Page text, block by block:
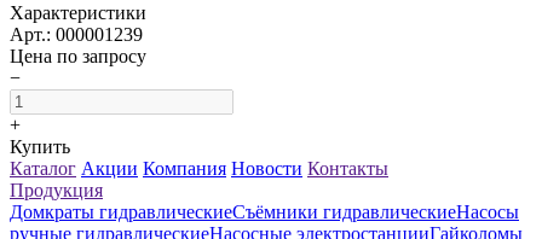
Характеристики
Арт.: 000001239
Цена по запросу
−
+
Купить
Каталог Акции Компания Новости Контакты
Продукция
Домкраты гидравлическиеСъёмники гидравлическиеНасосы
ручные гидравлическиеНасосные электростанцииГайколомы